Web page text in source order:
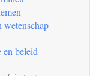
wetenschap
en beleid